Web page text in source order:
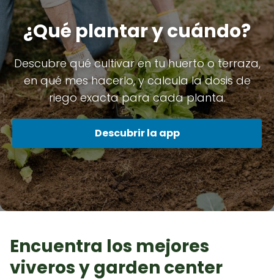
¿Qué plantar y cuándo?
Descubre qué cultivar en tu huerto o terraza,
en qué mes hacerlo, y calcula la dosis de
riego exacta para cada planta.
Descubrir la app
Encuentra los mejores
viveros y garden center